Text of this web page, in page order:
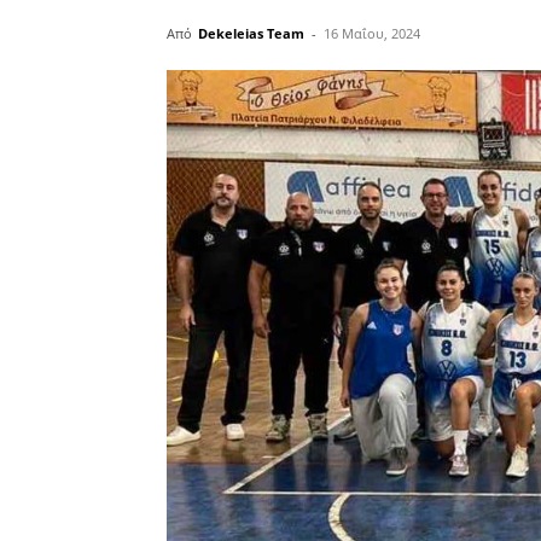
Από Dekeleias Team - 16 Μαΐου, 2024